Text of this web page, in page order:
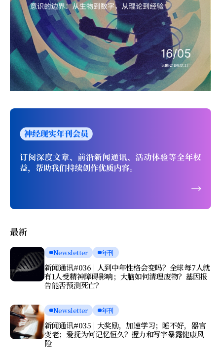
最新
Newsletter 年刊
新闻通讯#036 | 人到中年性格会变吗？全球每7人就
有1人受精神障碍影响；大脑如何清理废物？基因报
告能否预测死亡？
Newsletter 年刊
新闻通讯#035 | 大奖励，加速学习；睡不好，器官
变老；爱抚为何记忆恒久？握力和写字暴露健康风
险